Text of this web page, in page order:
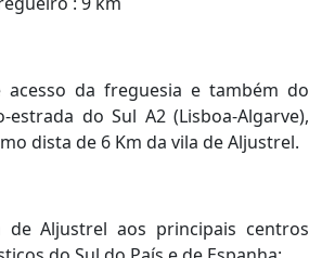
da freguesia e também do
do Sul A2 (Lisboa-Algarve),
dista de 6 Km da vila de Aljustrel.
de Aljustrel aos principais centros